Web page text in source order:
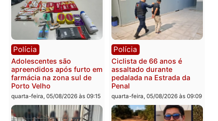
Com apenas 28% do
efetivo, Polícia Civil de
Rondônia tem maior déficit
do país, aponta estudo
quarta-feira, 05/08/2026 às 12:29
Política
Convenções chegam ao
fim e eleições de 2026
entram na reta decisiva
Rondônia
quarta-feira, 05/08/2026 às
Rondônia